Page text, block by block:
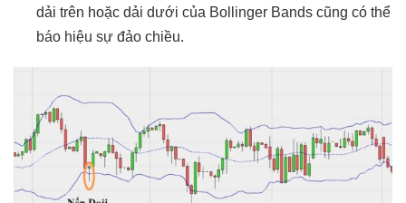
dải trên hoặc dải dưới của Bollinger Bands cũng có thể
báo hiệu sự đảo chiều.